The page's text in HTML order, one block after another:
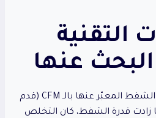
التقنية
عنها
من المهم النظر في قوة الشفط المعبّر عنها بالـ CFM (قدم
زادت قدرة الشفط، كان التخلص